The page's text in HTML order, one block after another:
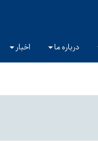
درباره ما اخبار